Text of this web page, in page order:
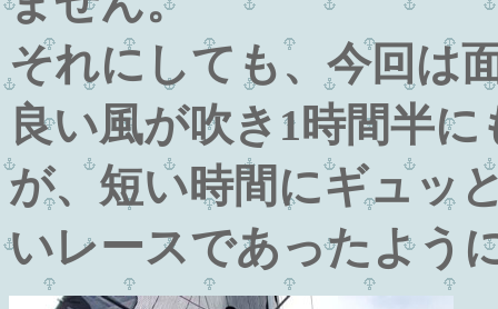
それにしても、今回は
良い風が吹き1時間半
が、短い時間にギュッ
いレースであったよう